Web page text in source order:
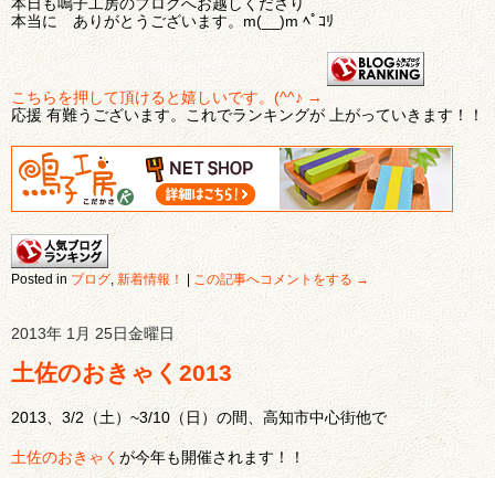
本当に ありがとうございます。m(__)m ﾍﾟｺﾘ
こちらを押して頂けると嬉しいです。(^^♪ →
応援 有難うございます。これでランキングが 上がっていきます！！
Posted inブログ, 新着情報！ この記事へコメントをする →
2013年 1月 25日金曜日
土佐のおきゃく2013
2013、3/2（土）~3/10（日）の間、高知市中心街他で
土佐のおきゃく が今年も開催されます！！